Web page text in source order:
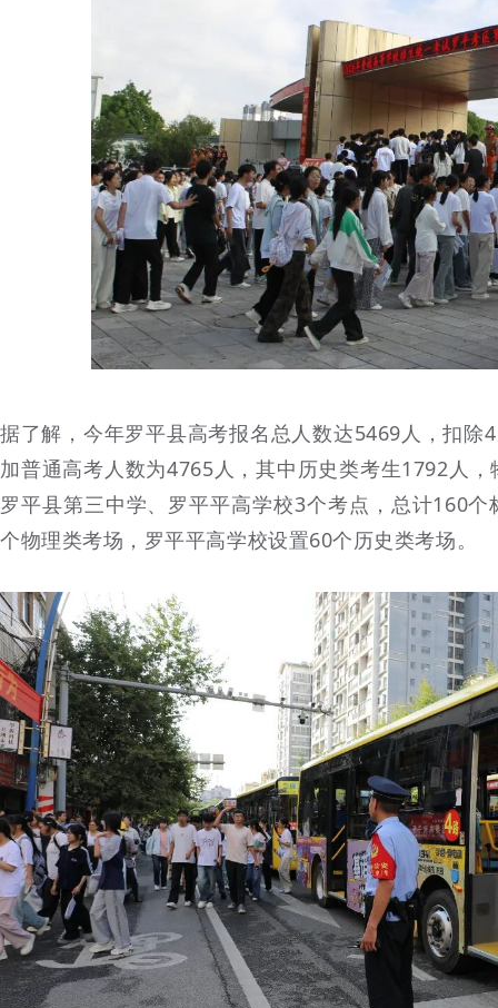
据了解，今年罗平县高考报名总人数达5469人，扣
加普通高考人数为4765人，其中历史类考生1792人
罗平县第三中学、罗平平高学校3个考点，总计160
个物理类考场，罗平平高学校设置60个历史类考场。